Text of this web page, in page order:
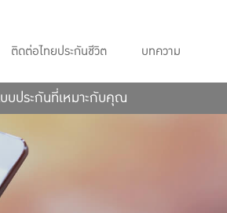
ติดต่อไทยประกันชีวิต บทความ
บประกันที่เหมาะกับคุณ